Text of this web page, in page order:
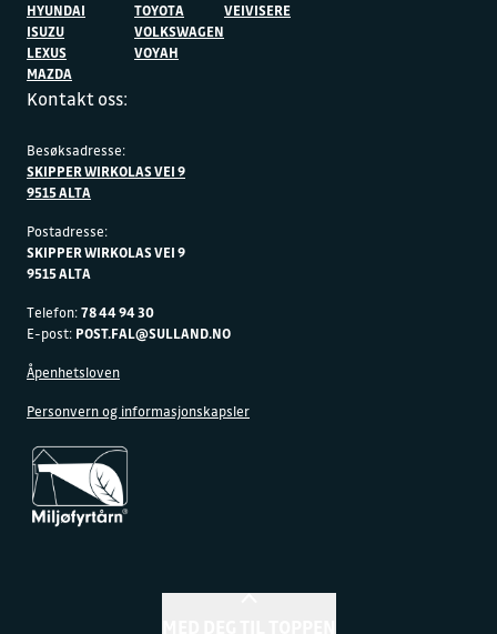
HYUNDAI
ISUZU
LEXUS
MAZDA
TOYOTA
VOLKSWAGEN
VOYAH
VEIVISERE
Kontakt oss:
Besøksadresse:
SKIPPER WIRKOLAS VEI 9
9515 ALTA
Postadresse:
SKIPPER WIRKOLAS VEI 9
9515 ALTA
Telefon:78 44 94 30
E-post: POST.FAL@SULLAND.NO
Åpenhetsloven
Personvern og informasjonskapsler